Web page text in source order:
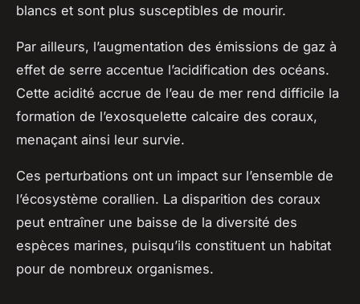
blancs et sont plus susceptibles de mourir.
Par ailleurs, l’augmentation des émissions de gaz à
effet de serre accentue l’acidification des océans.
Cette acidité accrue de l’eau de mer rend difficile la
formation de l’exosquelette calcaire des coraux,
menaçant ainsi leur survie.
Ces perturbations ont un impact sur l’ensemble de
l’écosystème corallien. La disparition des coraux
peut entraîner une baisse de la diversité des
espèces marines, puisqu’ils constituent un habitat
pour de nombreux organismes.